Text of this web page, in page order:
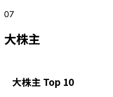
07
大株主
大株主 Top 10